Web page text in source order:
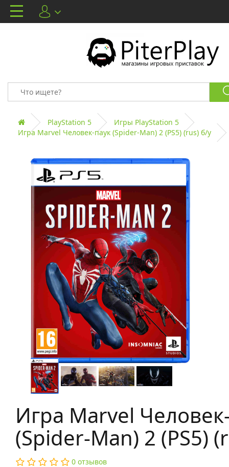
PlayStation 5
Игры PlayStation 5
Игра Marvel Человек-паук (Spider-Man) 2 (PS5) (rus) б/у
Игра Marvel
(Spider-Man) 2 (PS5)
0 отзывов